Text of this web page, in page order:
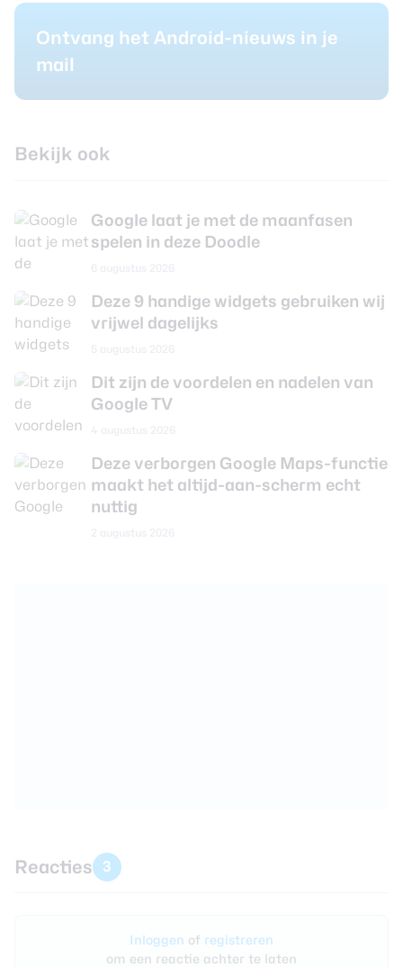
Ontvang het Android-nieuws in je
mail
Bekijk ook
Google laat je met de maanfasen
spelen in deze Doodle
Deze 9 handige widgets gebruiken wij
vrijwel dagelijks
Dit zijn de voordelen en nadelen van
Google TV
Deze verborgen Google Maps-functie
maakt het altijd-aan-scherm echt
nuttig
Reacties 3
Inloggen of registreren
om een reactie achter te laten